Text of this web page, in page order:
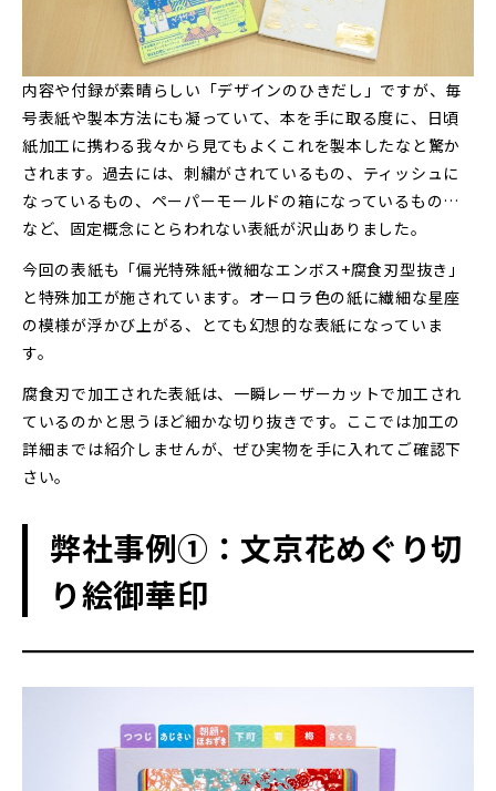
内容や付録が素晴らしい「デザインのひきだし」ですが、毎
号表紙や製本方法にも凝っていて、本を手に取る度に、日頃
紙加工に携わる我々から見てもよくこれを製本したなと驚か
されます。過去には、刺繍がされているもの、ティッシュに
なっているもの、ペーパーモールドの箱になっているもの…
など、固定概念にとらわれない表紙が沢山ありました。
今回の表紙も「偏光特殊紙+微細なエンボス+腐食刃型抜き」
と特殊加工が施されています。オーロラ色の紙に繊細な星座
の模様が浮かび上がる、とても幻想的な表紙になっていま
す。
腐食刃で加工された表紙は、一瞬レーザーカットで加工され
ているのかと思うほど細かな切り抜きです。ここでは加工の
詳細までは紹介しませんが、ぜひ実物を手に入れてご確認下
さい。
弊社事例①：文京花めぐり切
り絵御華印